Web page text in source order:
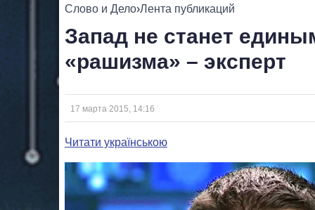
ВСЕ ПОЛИТИКИ
Слово и Дело›Лента публикаций
Запад не станет
«рашизма» – эксперт
17 марта 2015, 14:16
Читати українською